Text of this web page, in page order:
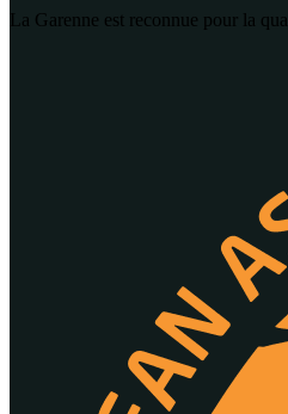
La Garenne est reconnue pour la